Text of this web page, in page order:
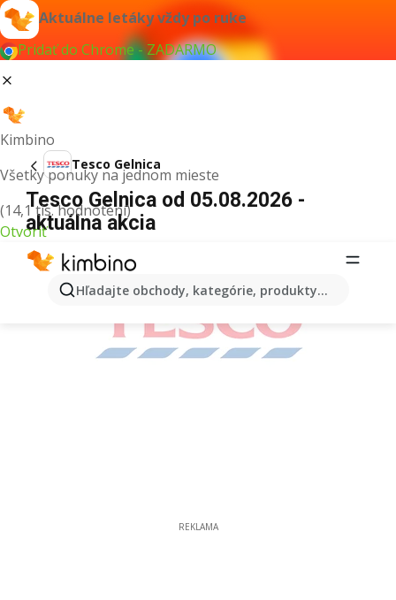
Aktuálne letáky vždy po ruke
Pridať do Chrome - ZADARMO
Kimbino
Všetky ponuky na jednom mieste
(14,1 tis. hodnotení)
Otvoriť
Hľadajte obchody, kategórie, produkty...
Tesco Gelnica
Tesco Gelnica od 05.08.2026 -
aktuálna akcia
REKLAMA